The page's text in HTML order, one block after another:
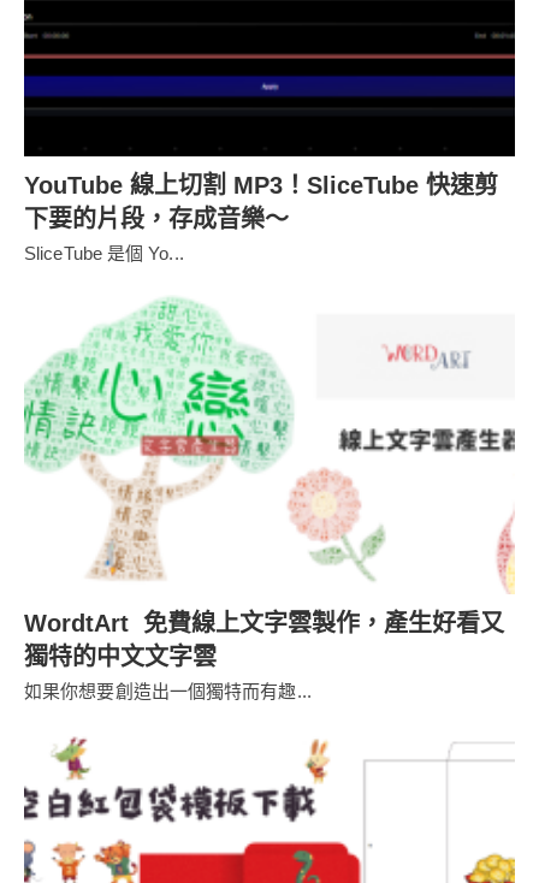
YouTube 線上切割 MP3！SliceTube 快速剪
下要的片段，存成音樂～
SliceTube 是個 Yo...
WordtArt 免費線上文字雲製作，產生好看又
獨特的中文文字雲
如果你想要創造出一個獨特而有趣...